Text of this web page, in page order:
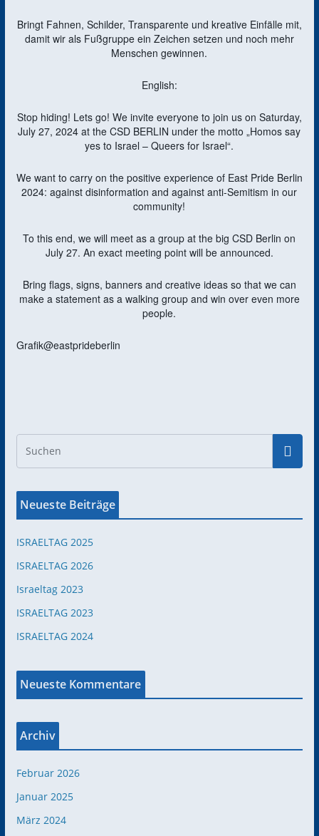
Bringt Fahnen, Schilder, Transparente und kreative Einfälle mit,
damit wir als Fußgruppe ein Zeichen setzen und noch mehr
Menschen gewinnen.
English:
Stop hiding! Lets go! We invite everyone to join us on Saturday,
July 27, 2024 at the CSD BERLIN under the motto „Homos say
yes to Israel – Queers for Israel“.
We want to carry on the positive experience of East Pride Berlin
2024: against disinformation and against anti-Semitism in our
community!
To this end, we will meet as a group at the big CSD Berlin on
July 27. An exact meeting point will be announced.
Bring flags, signs, banners and creative ideas so that we can
make a statement as a walking group and win over even more
people.
Grafik@eastprideberlin
Neueste Beiträge
ISRAELTAG 2025
ISRAELTAG 2026
Israeltag 2023
ISRAELTAG 2023
ISRAELTAG 2024
Neueste Kommentare
Archiv
Februar 2026
Januar 2025
März 2024